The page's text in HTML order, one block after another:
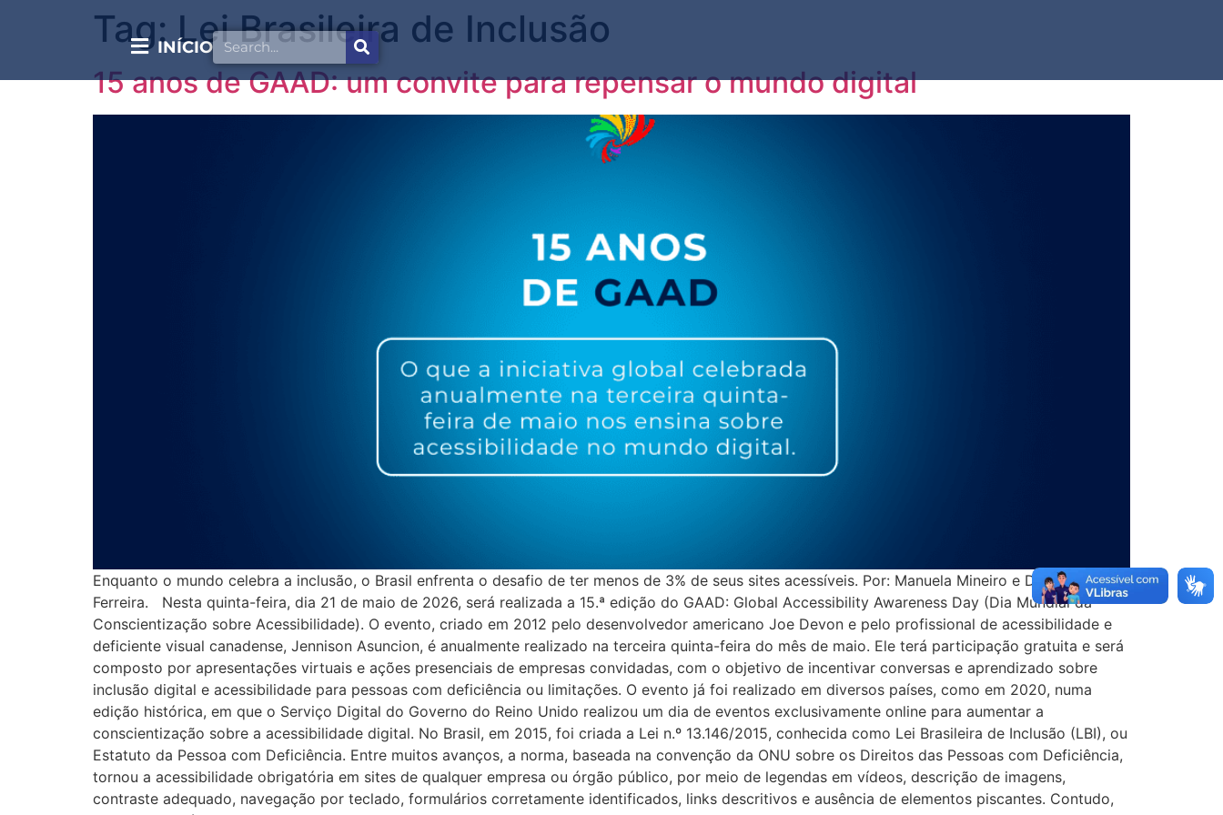
INÍCIO
Tag:Lei Brasileira de Inclusão
15 anos de GAAD: um convite para repensar o mundo digital
Enquanto o mundo celebra a inclusão, o Brasil enfrenta o desafio de ter menos de 3% de seus sites acessíveis. Por: Manuela Mineiro e Douglas
Ferreira. Nesta quinta-feira, dia 21 de maio de 2026, será realizada a 15.ª edição do GAAD: Global Accessibility Awareness Day (Dia Mundial da
Conscientização sobre Acessibilidade). O evento, criado em 2012 pelo desenvolvedor americano Joe Devon e pelo profissional de acessibilidade e
deficiente visual canadense, Jennison Asuncion, é anualmente realizado na terceira quinta-feira do mês de maio. Ele terá participação gratuita e será
composto por apresentações virtuais e ações presenciais de empresas convidadas, com o objetivo de incentivar conversas e aprendizado sobre
inclusão digital e acessibilidade para pessoas com deficiência ou limitações. O evento já foi realizado em diversos países, como em 2020, numa
edição histórica, em que o Serviço Digital do Governo do Reino Unido realizou um dia de eventos exclusivamente online para aumentar a
conscientização sobre a acessibilidade digital. No Brasil, em 2015, foi criada a Lei n.º 13.146/2015, conhecida como Lei Brasileira de Inclusão (LBI), ou
Estatuto da Pessoa com Deficiência. Entre muitos avanços, a norma, baseada na convenção da ONU sobre os Direitos das Pessoas com Deficiência,
tornou a acessibilidade obrigatória em sites de qualquer empresa ou órgão público, por meio de legendas em vídeos, descrição de imagens,
contraste adequado, navegação por teclado, formulários corretamente identificados, links descritivos e ausência de elementos piscantes. Contudo,